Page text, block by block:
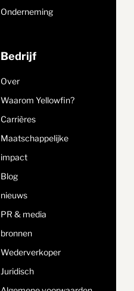
Onderneming
Bedrijf
Over
Waarom Yellowfin?
Carrières
Maatschappelijke
impact
Blog
nieuws
PR & media
bronnen
Wederverkoper
Juridisch